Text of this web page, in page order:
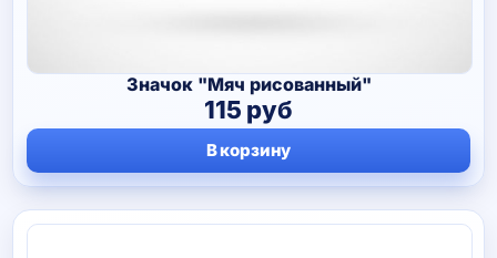
Значок "Мяч рисованный"
115 руб
В корзину